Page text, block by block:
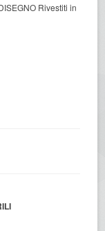
Rivestiti in